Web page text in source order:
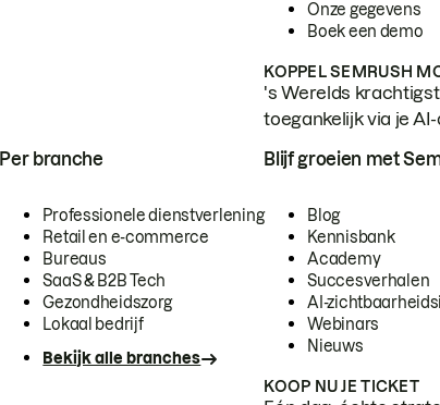
Onze gegevens
Boek een demo
KOPPEL SEMRUSH
's Werelds
toegankelijk via je
Per branche
Professionele dienstverlening
Retail en e-commerce
Bureaus
SaaS & B2B Tech
Gezondheidszorg
Lokaal bedrijf
Bekijk alle branches
Blijf groeien met
Blog
Kennisbank
Academy
Succesverhalen
AI-
Webinars
Nieuws
KOOP NU JE TICKET